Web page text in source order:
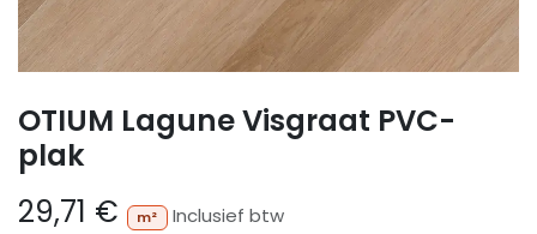
OTIUM Lagune Visgraat PVC-
plak
29,71 € m² Inclusief btw